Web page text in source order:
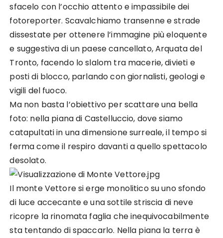
sfacelo con l’occhio attento e impassibile dei
fotoreporter. Scavalchiamo transenne e strade
dissestate per ottenere l’immagine più eloquente
e suggestiva di un paese cancellato, Arquata del
Tronto, facendo lo slalom tra macerie, divieti e
posti di blocco, parlando con giornalisti, geologi e
vigili del fuoco.
Ma non basta l’obiettivo per scattare una bella
foto: nella piana di Castelluccio, dove siamo
catapultati in una dimensione surreale, il tempo si
ferma come il respiro davanti a quello spettacolo
desolato.
Il monte Vettore si erge monolitico su uno sfondo
di luce accecante e una sottile striscia di neve
ricopre la rinomata faglia che inequivocabilmente
sta tentando di spaccarlo. Nella piana la terra è